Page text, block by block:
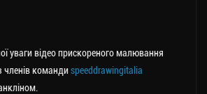
уваги відео прискореного малювання
членів команди speeddrawingitalia